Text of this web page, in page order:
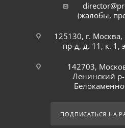
(жалобы,
125130, г.
пр-д, д. 11, к. 1,
142703,
Ленинский
ПОДПИСАТЬСЯ НА